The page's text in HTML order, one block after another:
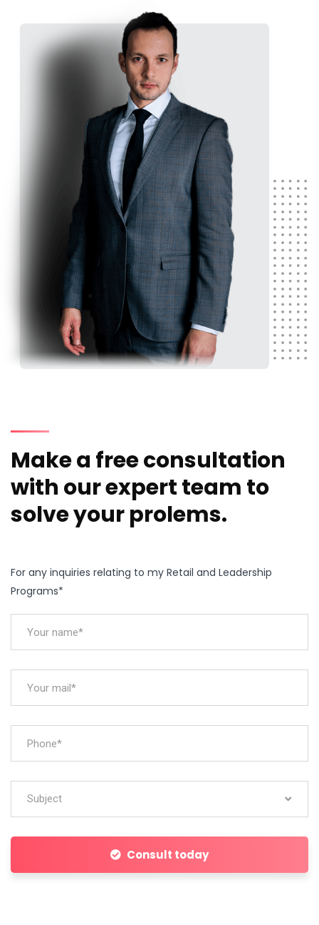
Make a free consultation
with our expert team to
solve your prolems.
For any inquiries relating to my Retail and Leadership
Programs*
Subject
Consult today